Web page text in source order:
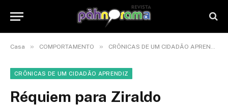
Casa » COMPORTAMENTO » CRÔNICAS DE UM CIDADÃO APRENDIZ
CRÔNICAS DE UM CIDADÃO APRENDIZ
Réquiem para Ziraldo